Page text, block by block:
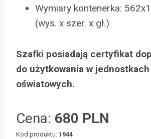
Wymiary kontenerka:
(wys. x szer. x gł.)
Szafki posiadają certyfikat
do użytkowania w jednostkach
oświatowych.
Cena: 680 PLN
Kod produktu: 1944